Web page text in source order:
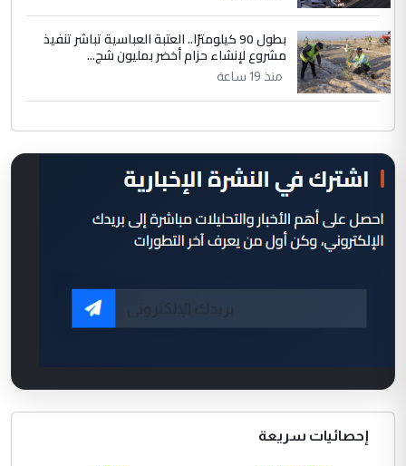
بطول 90 كيلومترًا.. العتبة العباسية تباشر تنفيذ
مشروع لإنشاء حزام أخضر بمليون شج...
منذ 19 ساعة
إحصائيات سريعة